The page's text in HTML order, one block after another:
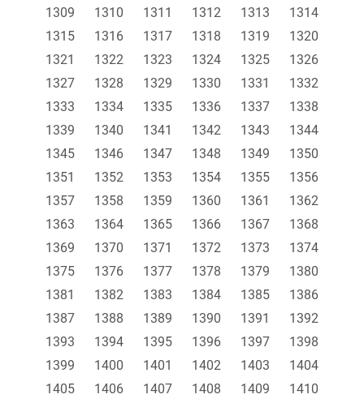
1309
1310 1311 1312 1313
1314
1315
1316 1317 1318 1319
1320
1321
1322 1323 1324 1325
1326
1327
1328 1329 1330 1331
1332
1333
1334 1335 1336 1337
1338
1339
1340 1341 1342 1343
1344
1345
1346 1347 1348 1349
1350
1351
1352 1353 1354 1355
1356
1357
1358 1359 1360 1361
1362
1363
1364 1365 1366 1367
1368
1369
1370 1371 1372 1373
1374
1375
1376 1377 1378 1379
1380
1381
1382 1383 1384 1385
1386
1387
1388 1389 1390 1391
1392
1393
1394 1395 1396 1397
1398
1399
1400 1401 1402 1403
1404
1405
1406 1407 1408 1409
1410